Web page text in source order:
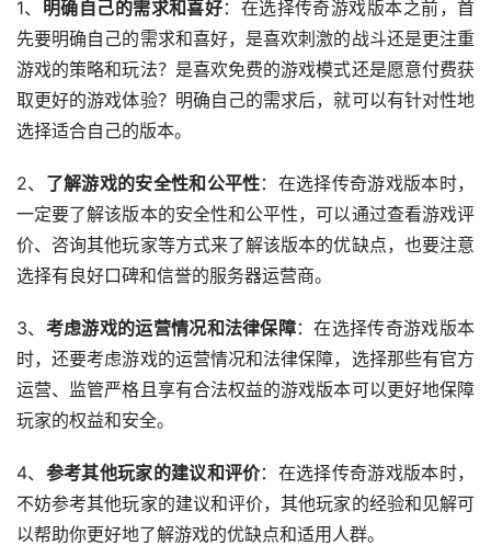
1、 明确自己的需求和喜好：在选择传奇游戏版本之前，首
先要明确自己的需求和喜好，是喜欢刺激的战斗还是更注重
游戏的策略和玩法？是喜欢免费的游戏模式还是愿意付费获
取更好的游戏体验？明确自己的需求后，就可以有针对性地
选择适合自己的版本。
2、 了解游戏的安全性和公平性：在选择传奇游戏版本时，
一定要了解该版本的安全性和公平性，可以通过查看游戏评
价、咨询其他玩家等方式来了解该版本的优缺点，也要注意
选择有良好口碑和信誉的服务器运营商。
3、 考虑游戏的运营情况和法律保障：在选择传奇游戏版本
时，还要考虑游戏的运营情况和法律保障，选择那些有官方
运营、监管严格且享有合法权益的游戏版本可以更好地保障
玩家的权益和安全。
4、 参考其他玩家的建议和评价：在选择传奇游戏版本时，
不妨参考其他玩家的建议和评价，其他玩家的经验和见解可
以帮助你更好地了解游戏的优缺点和适用人群。